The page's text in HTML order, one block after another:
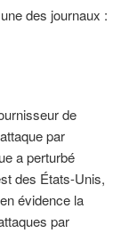
des journaux :
de
par
a perturbé
des États-Unis,
évidence la
par